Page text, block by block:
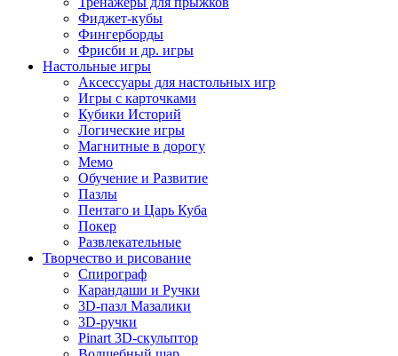
Фиджет-кубы
Фингерборды
Фрисби и др. игры
Настольные игры
Аксессуары для настольных игр
Игры с карточками
Кубики Историй
Логические игры
Магнитные в дорогу
Мемо
Обучение и Развитие
Пазлы
Пентаго и Царь Куба
Покер
Развлекательные
Творчество и рисование
Спирограф
Карандаши и Ручки
3D-пазл Мазалики
3D-ручки
Pinart 3D-скульптор